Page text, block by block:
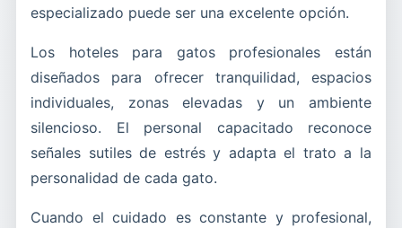
especializado puede ser una excelente opción.
Los hoteles para gatos profesionales están
diseñados para ofrecer tranquilidad, espacios
individuales, zonas elevadas y un ambiente
silencioso. El personal capacitado reconoce
señales sutiles de estrés y adapta el trato a la
personalidad de cada gato.
Cuando el cuidado es constante y profesional,